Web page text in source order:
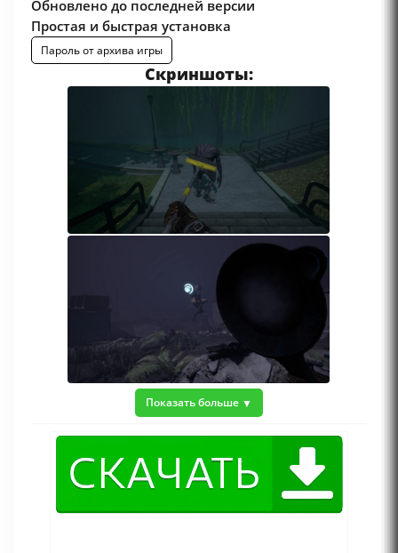
Обновлено до последней версии
Простая и быстрая установка
Пароль от архива игры
Скриншоты:
Показать больше